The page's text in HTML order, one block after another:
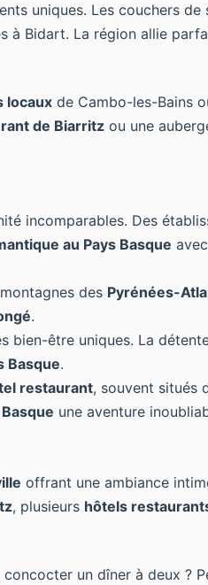
uniques. Les couchers
Bidart. La région allie
locaux de Cambo-les-Bains
de Biarritz ou une
incomparables. Des
au Pays Basque
des Pyrénées-
.
bien-être uniques. La
Basque.
restaurant, souvent situés
une aventure
offrant une ambiance
, plusieurs hôtels
un dîner à deux ?